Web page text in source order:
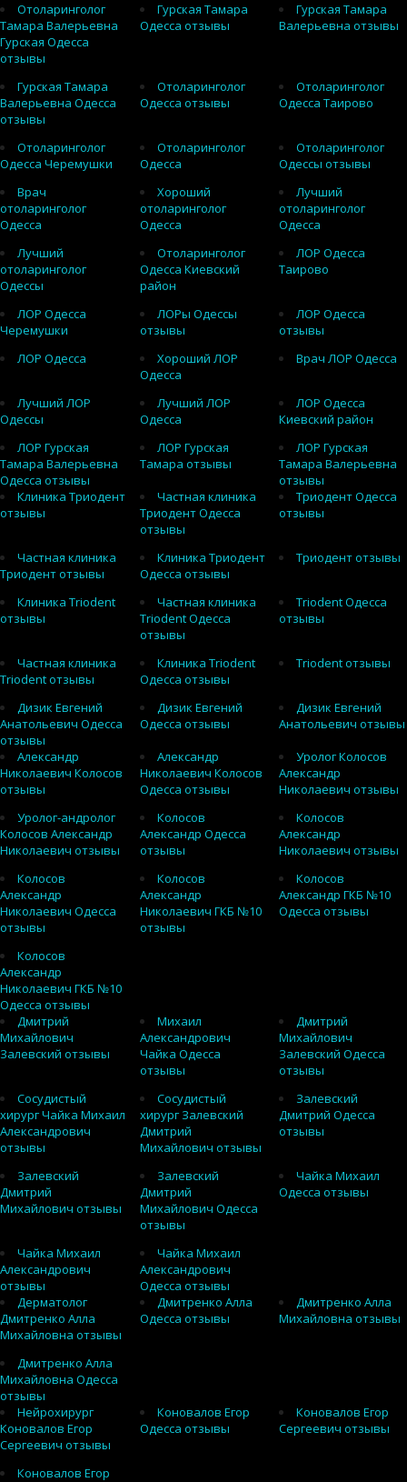
Отоларинголог
Тамара Валерьевна
Гурская Одесса
отзывы
Гурская Тамара
Одесса отзывы
Гурская Тамара
Валерьевна отзывы
Гурская Тамара
Валерьевна Одесса
отзывы
Отоларинголог
Одесса отзывы
Отоларинголог
Одесса Таирово
Отоларинголог
Одесса Черемушки
Отоларинголог
Одесса
Отоларинголог
Одессы отзывы
Врач
отоларинголог
Одесса
Хороший
отоларинголог
Одесса
Лучший
отоларинголог
Одесса
Лучший
отоларинголог
Одессы
Отоларинголог
Одесса Киевский
район
ЛОР Одесса
Таирово
ЛОР Одесса
Черемушки
ЛОРы Одессы
отзывы
ЛОР Одесса
отзывы
ЛОР Одесса
Хороший ЛОР
Одесса
Врач ЛОР Одесса
Лучший ЛОР
Одессы
Лучший ЛОР
Одесса
ЛОР Одесса
Киевский район
ЛОР Гурская
Тамара Валерьевна
Одесса отзывы
ЛОР Гурская
Тамара отзывы
ЛОР Гурская
Тамара Валерьевна
отзывы
Клиника Триодент
отзывы
Частная клиника
Триодент Одесса
отзывы
Триодент Одесса
отзывы
Частная клиника
Триодент отзывы
Клиника Триодент
Одесса отзывы
Триодент отзывы
Клиника Triodent
отзывы
Частная клиника
Triodent Одесса
отзывы
Triodent Одесса
отзывы
Частная клиника
Triodent отзывы
Клиника Triodent
Одесса отзывы
Triodent отзывы
Дизик Евгений
Анатольевич Одесса
отзывы
Дизик Евгений
Одесса отзывы
Дизик Евгений
Анатольевич отзывы
Александр
Николаевич Колосов
отзывы
Александр
Николаевич Колосов
Одесса отзывы
Уролог Колосов
Александр
Николаевич отзывы
Уролог-андролог
Колосов Александр
Николаевич отзывы
Колосов
Александр Одесса
отзывы
Колосов
Александр
Николаевич отзывы
Колосов
Александр
Николаевич Одесса
отзывы
Колосов
Александр
Николаевич ГКБ №10
отзывы
Колосов
Александр ГКБ №10
Одесса отзывы
Колосов
Александр
Николаевич ГКБ №10
Одесса отзывы
Дмитрий
Михайлович
Залевский отзывы
Михаил
Александрович
Чайка Одесса
отзывы
Дмитрий
Михайлович
Залевский Одесса
отзывы
Сосудистый
хирург Чайка Михаил
Александрович
отзывы
Сосудистый
хирург Залевский
Дмитрий
Михайлович отзывы
Залевский
Дмитрий Одесса
отзывы
Залевский
Дмитрий
Михайлович отзывы
Залевский
Дмитрий
Михайлович Одесса
отзывы
Чайка Михаил
Одесса отзывы
Чайка Михаил
Александрович
отзывы
Чайка Михаил
Александрович
Одесса отзывы
Дерматолог
Дмитренко Алла
Михайловна отзывы
Дмитренко Алла
Одесса отзывы
Дмитренко Алла
Михайловна отзывы
Дмитренко Алла
Михайловна Одесса
отзывы
Нейрохирург
Коновалов Егор
Сергеевич отзывы
Коновалов Егор
Одесса отзывы
Коновалов Егор
Сергеевич отзывы
Коновалов Егор